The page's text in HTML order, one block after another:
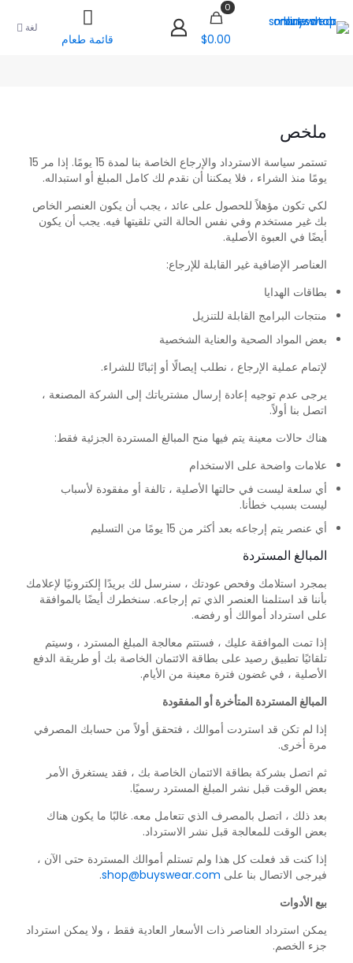
0
$0.00 قائمة طعام
لغة
ملخص
تستمر سياسة الاسترداد والإرجاع الخاصة بنا لمدة 15 يومًا. إذا مر 15
يومًا منذ الشراء ، فلا يمكننا أن نقدم لك كامل المبلغ أو استبداله.
لكي تكون مؤهلاً للحصول على عائد ، يجب أن يكون العنصر الخاص
بك غير مستخدم وفي نفس الحالة التي تلقيتها فيه. يجب أن يكون
أيضًا في العبوة الأصلية.
العناصر الإضافية غير القابلة للإرجاع:
بطاقات الهدايا
منتجات البرامج القابلة للتنزيل
بعض المواد الصحية والعناية الشخصية
لإتمام عملية الإرجاع ، نطلب إيصالًا أو إثباتًا للشراء.
يرجى عدم توجيه إعادة إرسال مشترياتك إلى الشركة المصنعة ،
اتصل بنا أولاً.
هناك حالات معينة يتم فيها منح المبالغ المستردة الجزئية فقط:
علامات واضحة على الاستخدام
أي سلعة ليست في حالتها الأصلية ، تالفة أو مفقودة لأسباب
ليست بسبب خطأنا.
أي عنصر يتم إرجاعه بعد أكثر من 15 يومًا من التسليم
المبالغ المستردة
بمجرد استلامك وفحص عودتك ، سنرسل لك بريدًا إلكترونيًا لإعلامك
بأننا قد استلمنا العنصر الذي تم إرجاعه. سنخطرك أيضًا بالموافقة
على استرداد أموالك أو رفضه.
إذا تمت الموافقة عليك ، فستتم معالجة المبلغ المسترد ، وسيتم
تلقائيًا تطبيق رصيد على بطاقة الائتمان الخاصة بك أو طريقة الدفع
الأصلية ، في غضون فترة معينة من الأيام.
المبالغ المستردة المتأخرة أو المفقودة
إذا لم تكن قد استردت أموالك ، فتحقق أولاً من حسابك المصرفي
مرة أخرى.
ثم اتصل بشركة بطاقة الائتمان الخاصة بك ، فقد يستغرق الأمر
بعض الوقت قبل نشر المبلغ المسترد رسميًا.
بعد ذلك ، اتصل بالمصرف الذي تتعامل معه. غالبًا ما يكون هناك
بعض الوقت للمعالجة قبل نشر الاسترداد.
إذا كنت قد فعلت كل هذا ولم تستلم أموالك المستردة حتى الآن ،
فيرجى الاتصال بنا على shop@buyswear.com
.
بيع الأدوات
يمكن استرداد العناصر ذات الأسعار العادية فقط ، ولا يمكن استرداد
جزء الخصم.